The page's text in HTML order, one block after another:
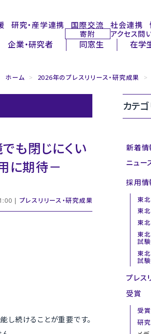
研究・産学連携 国際交流 社会連携
寄附 アクセス問
企業・研究者 同窓生 在学
ホーム > 2026年のプレスリリース・研究成果 >
も閉じにくい
に期待－
| プレスリリース・研究成果
続けることが重要です。
カテゴ
新着情
ニュー
採用情
東
東
東
東
試
東
試
プレス
受賞
受
研